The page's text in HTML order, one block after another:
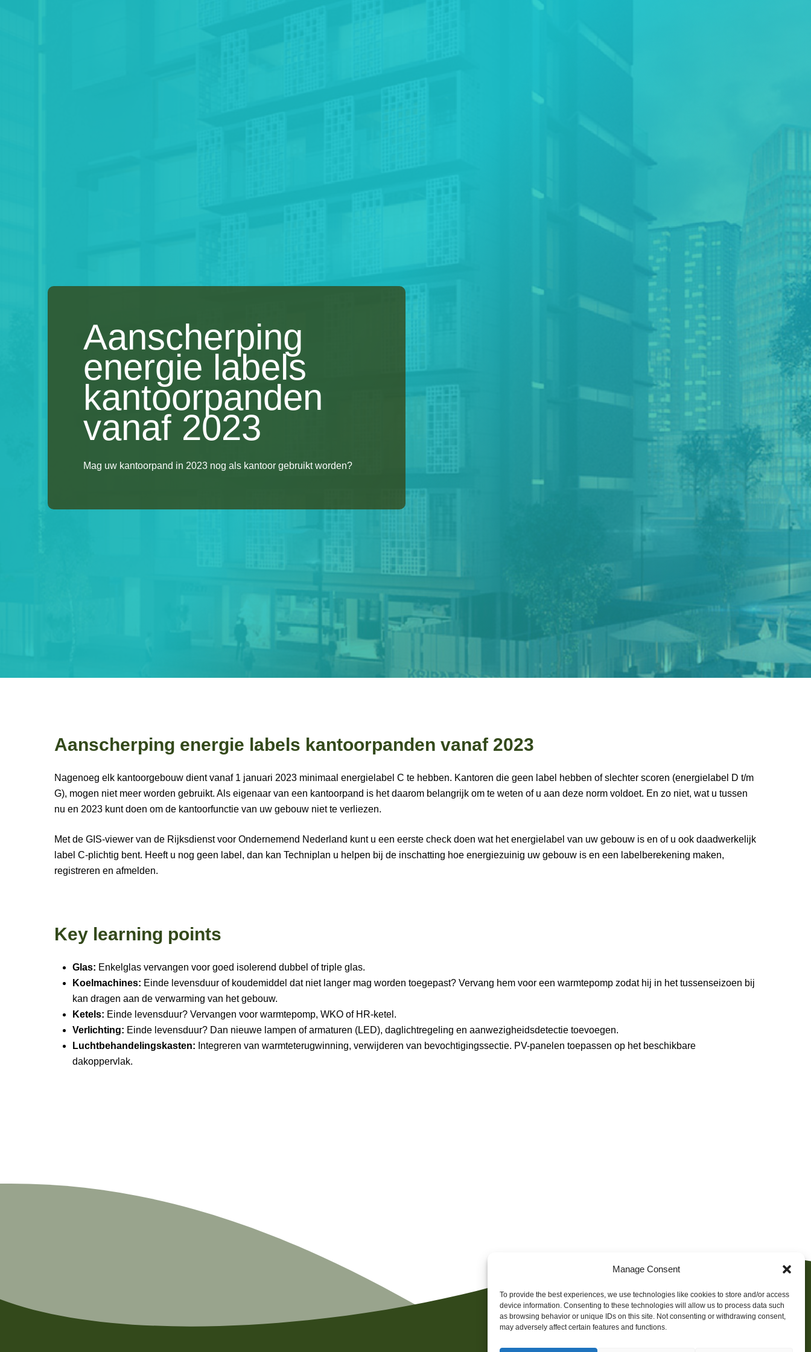
Manage Consent
To provide the best experiences, we use technologies like cookies to store and/or access
device information. Consenting to these technologies will allow us to process data such
as browsing behavior or unique IDs on this site. Not consenting or withdrawing consent,
may adversely affect certain features and functions.
Aanscherping
energie labels
kantoorpanden
vanaf 2023
Mag uw kantoorpand in 2023 nog als kantoor gebruikt worden?
Aanscherping energie labels kantoorpanden vanaf 2023
Nagenoeg elk kantoorgebouw dient vanaf 1 januari 2023 minimaal energielabel C te hebben. Kantoren die geen label hebben of slechter scoren (energielabel D t/m
G), mogen niet meer worden gebruikt. Als eigenaar van een kantoorpand is het daarom belangrijk om te weten of u aan deze norm voldoet. En zo niet, wat u tussen
nu en 2023 kunt doen om de kantoorfunctie van uw gebouw niet te verliezen.
Met de GIS-viewer van de Rijksdienst voor Ondernemend Nederland kunt u een eerste check doen wat het energielabel van uw gebouw is en of u ook daadwerkelijk
label C-plichtig bent. Heeft u nog geen label, dan kan Techniplan u helpen bij de inschatting hoe energiezuinig uw gebouw is en een labelberekening maken,
registreren en afmelden.
Key learning points
Glas: Enkelglas vervangen voor goed isolerend dubbel of triple glas.
Koelmachines: Einde levensduur of koudemiddel dat niet langer mag worden toegepast? Vervang hem voor een warmtepomp zodat hij in het tussenseizoen bij
kan dragen aan de verwarming van het gebouw.
Ketels: Einde levensduur? Vervangen voor warmtepomp, WKO of HR-ketel.
Verlichting: Einde levensduur? Dan nieuwe lampen of armaturen (LED), daglichtregeling en aanwezigheidsdetectie toevoegen.
Luchtbehandelingskasten: Integreren van warmteterugwinning, verwijderen van bevochtigingssectie. PV-panelen toepassen op het beschikbare
dakoppervlak.